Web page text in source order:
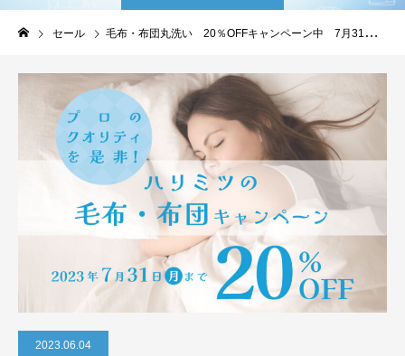
セール 毛布・布団丸洗い 20％OFFキャンペーン中 7月31日まで
2023.06.04